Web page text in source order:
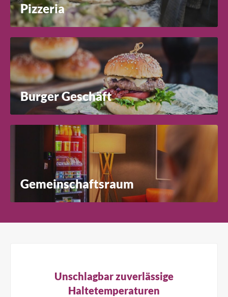
Pizzeria
Burger Geschäft
Gemeinschaftsraum
Unschlagbar zuverlässige
Haltetemperaturen